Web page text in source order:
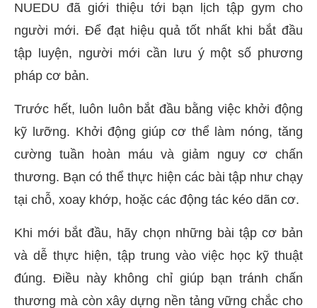
NUEDU đã giới thiệu tới bạn lịch tập gym cho
người mới. Để đạt hiệu quả tốt nhất khi bắt đầu
tập luyện, người mới cần lưu ý một số phương
pháp cơ bản.
Trước hết, luôn luôn bắt đầu bằng việc khởi động
kỹ lưỡng. Khởi động giúp cơ thể làm nóng, tăng
cường tuần hoàn máu và giảm nguy cơ chấn
thương. Bạn có thể thực hiện các bài tập như chạy
tại chỗ, xoay khớp, hoặc các động tác kéo dãn cơ.
Khi mới bắt đầu, hãy chọn những bài tập cơ bản
và dễ thực hiện, tập trung vào việc học kỹ thuật
đúng. Điều này không chỉ giúp bạn tránh chấn
thương mà còn xây dựng nền tảng vững chắc cho